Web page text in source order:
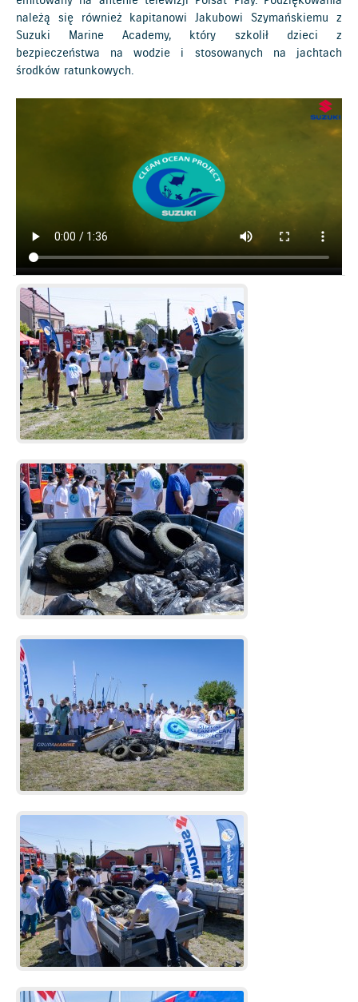
należą się również kapitanowi Jakubowi Szymańskiemu z
Suzuki Marine Academy, który szkolił dzieci z
bezpieczeństwa na wodzie i stosowanych na jachtach
środków ratunkowych.